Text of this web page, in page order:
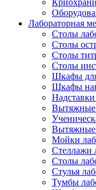
Лабораторная
Столы
Столы
Столы
Столы
Шкафы
Шкафы
Вытяжные
Вытяжные
Мойки
Стеллажи
Столы
Стулья
Тумбы